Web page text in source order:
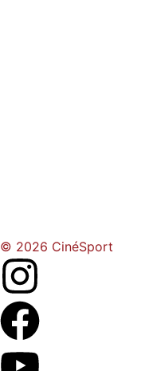
© 2026 CinéSport